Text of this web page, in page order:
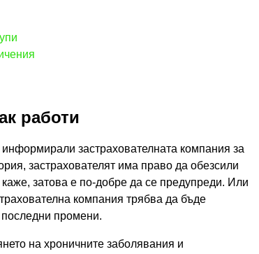
работи
застрахователната компания за
застрахователят има право да обезсили
затова е по-добре да се предупреди. Или
компания трябва да бъде
последни промени.
на хроничните заболявания и